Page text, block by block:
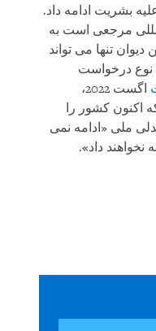
بشریت ادامه داد.
مرجعی است به
تنها می تواند
نوع درخواست
اگست 2022،
اکنون کشور را
ملی «ادامه نمی
نخواهند داد».